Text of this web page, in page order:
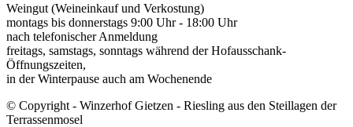
Weingut (Weineinkauf und Verkostung)
montags bis donnerstags 9:00 Uhr - 18:00 Uhr
nach telefonischer Anmeldung
freitags, samstags, sonntags während der Hofausschank-
Öffnungszeiten,
in der Winterpause auch am Wochenende
© Copyright - Winzerhof Gietzen - Riesling aus den Steillagen der
Terrassenmosel